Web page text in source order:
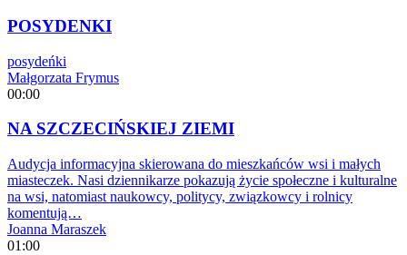
POSYDENKI
posydeńki
Małgorzata Frymus
00:00
NA SZCZECIŃSKIEJ ZIEMI
Audycja informacyjna skierowana do mieszkańców wsi i małych
miasteczek. Nasi dziennikarze pokazują życie społeczne i kulturalne
na wsi, natomiast naukowcy, politycy, związkowcy i rolnicy
komentują…
Joanna Maraszek
01:00